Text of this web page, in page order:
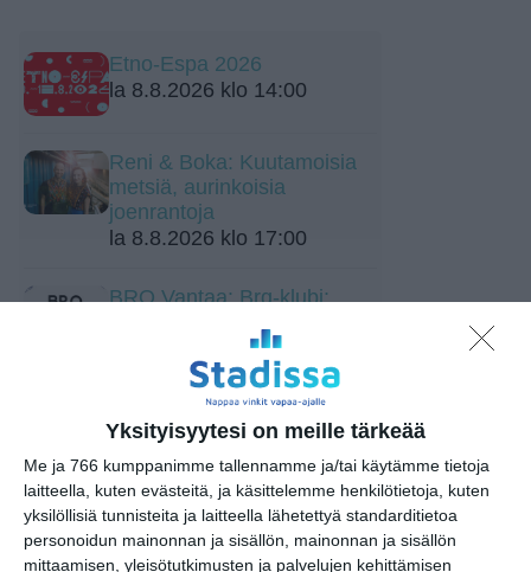
Yksityisyytesi on meille tärkeää
Me ja 766 kumppanimme tallennamme ja/tai käytämme tietoja
laitteella, kuten evästeitä, ja käsittelemme henkilötietoja, kuten
yksilöllisiä tunnisteita ja laitteella lähetettyä standarditietoa
personoidun mainonnan ja sisällön, mainonnan ja sisällön
mittaamisen, yleisötutkimusten ja palvelujen kehittämisen
Etno-Espa 2026
la 8.8.2026 klo 14:00
Reni & Boka: Kuutamoisia
metsiä, aurinkoisia
joenrantoja
la 8.8.2026 klo 17:00
BRQ Vantaa: Brq-klubi:
la 8.8.2026 klo 18:30
Storyville Country Festival: Ninni
Poijärvi Trio
su 9.8.2026 klo 15:00
Euroopasta Etelä-Amerikkaan
su 9.8.2026 klo 16:00